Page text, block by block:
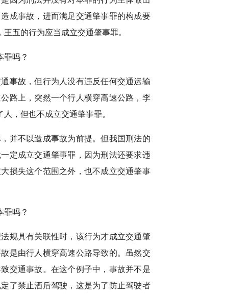
成事故，进而满足交通肇事罪的构成要
五的行为应当成立交通肇事罪。
吗？
事故，但行为人没有违反任何交通运输
路上，突然一个行人横穿高速公路，李
，但也不成立交通肇事罪。
并不以造成事故为前提。但我国刑法的
定成立交通肇事罪，因为刑法还要求违
损失这个范围之外，也不成立交通肇事
吗？
规具有关联性时，该行为才成立交通肇
是由行人横穿高速公路导致的。虽然交
交通事故。在这个例子中，事故并不是
了禁止酒后驾驶，这是为了防止驾驶者